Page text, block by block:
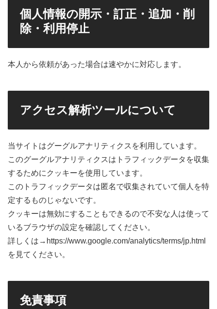
個人情報の開示・訂正・追加・削
除・利用停止
本人から依頼があった場合は速やかに対応します。
アクセス解析ツールについて
当サイトはグーグルアナリティクスを利用しています。
このグーグルアナリティクスはトラフィックデータを収集
するためにクッキーを使用しています。
このトラフィックデータは匿名で収集されていて個人を特
定するものじゃないです。
クッキーは無効にすることもできるので不安な人は使って
いるブラウザの設定を確認してください。
詳しくは→https://www.google.com/analytics/terms/jp.html
を見てください。
免責事項